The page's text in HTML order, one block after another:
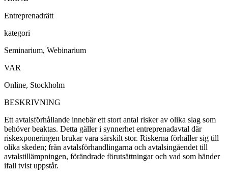
Entreprenadrätt
kategori
Seminarium, Webinarium
VAR
Online, Stockholm
BESKRIVNING
Ett avtalsförhållande innebär ett stort antal risker av olika slag som
behöver beaktas. Detta gäller i synnerhet entreprenadavtal där
riskexponeringen brukar vara särskilt stor. Riskerna förhåller sig till
olika skeden; från avtalsförhandlingarna och avtalsingåendet till
avtalstillämpningen, förändrade förutsättningar och vad som händer
ifall tvist uppstår.